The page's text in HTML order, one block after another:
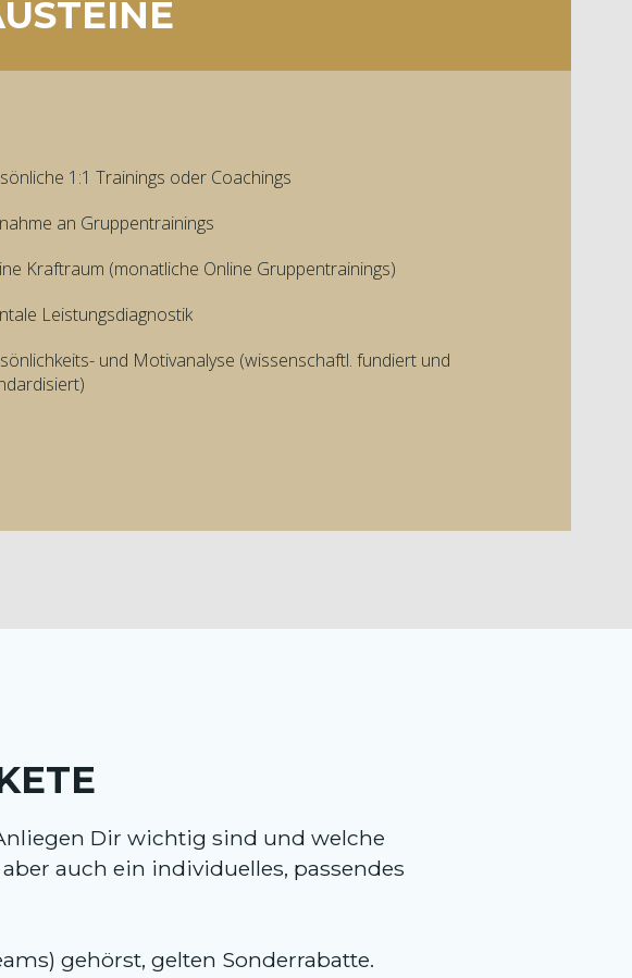
1:1 Trainings oder Coachings
an Gruppentrainings
Kraftraum (monatliche Online Gruppentrainings)
Leistungsdiagnostik
und Motivanalyse (wissenschaftl. fundiert und
Dir wichtig sind und welche
auch ein individuelles, passendes
gehörst, gelten Sonderrabatte.